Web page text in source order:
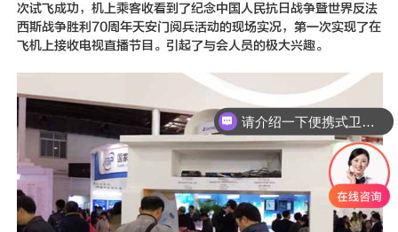
次试飞成功，机上乘客收看到了纪念中国人民抗日战争暨世界反法
西斯战争胜利70周年天安门阅兵活动的现场实况，第一次实现了在
飞机上接收电视直播节目。引起了与会人员的极大兴趣。